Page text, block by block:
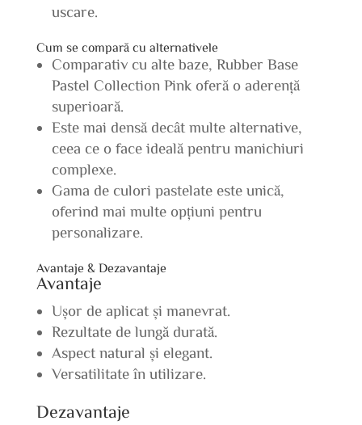
uscare.
Cum se compară cu alternativele
Comparativ cu alte baze, Rubber Base
Pastel Collection Pink oferă o aderență
superioară.
Este mai densă decât multe alternative,
ceea ce o face ideală pentru manichiuri
complexe.
Gama de culori pastelate este unică,
oferind mai multe opțiuni pentru
personalizare.
Avantaje & Dezavantaje
Avantaje
Ușor de aplicat și manevrat.
Rezultate de lungă durată.
Aspect natural și elegant.
Versatilitate în utilizare.
Dezavantaje